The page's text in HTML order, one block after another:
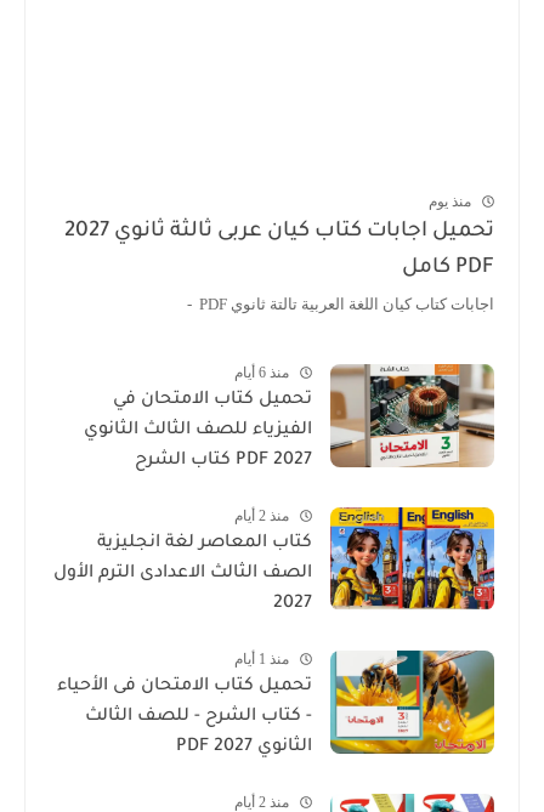
منذ يوم
تحميل اجابات كتاب كيان عربى ثالثة ثانوي 2027
PDF كامل
اجابات كتاب كيان اللغة العربية تالتة ثانوي PDF -
منذ 6 أيام
تحميل كتاب الامتحان في
الفيزياء للصف الثالث الثانوي
2027 PDF كتاب الشرح
منذ 2 أيام
كتاب المعاصر لغة انجليزية
الصف الثالث الاعدادى الترم الأول
2027
منذ 1 أيام
تحميل كتاب الامتحان فى الأحياء
- كتاب الشرح - للصف الثالث
الثانوي 2027 PDF
منذ 2 أيام